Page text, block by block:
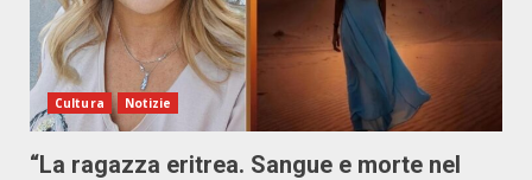
Cultura Notizie
“La ragazza eritrea. Sangue e morte nel